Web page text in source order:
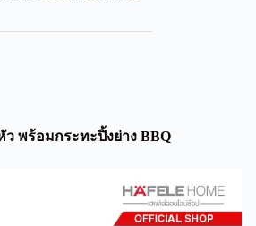
ว พร้อมกระทะปิ้งย่าง BBQ